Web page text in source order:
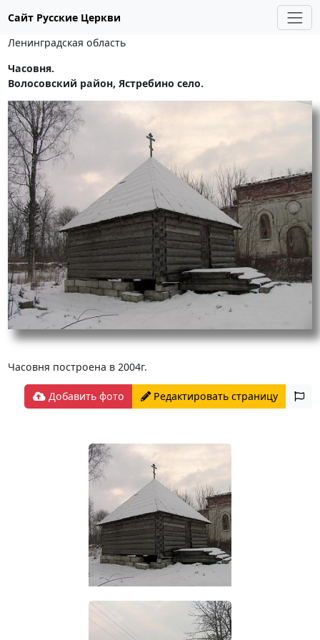
Сайт Русские Церкви
Ленинградская область
Часовня.
Волосовский район, Ястребино село.
Часовня построена в 2004г.
Добавить фото Редактировать страницу